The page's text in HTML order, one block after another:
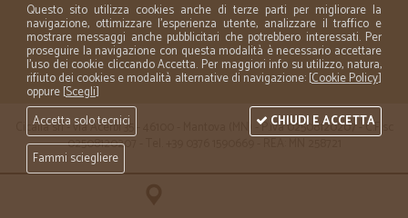
Cicalia srl - via Acerbi 35 - 46100 - Mantova (MN) - P.iva 02508120207 - C.Fisc
02508120207 - Tel. +39 0376 1590669 - REA: MN 258721
Questo sito utilizza cookies anche di terze parti per migliorare la
navigazione, ottimizzare l'esperienza utente, analizzare il traffico e
mostrare messaggi anche pubblicitari che potrebbero interessati. Per
proseguire la navigazione con questa modalità è necessario accettare
l'uso dei cookie cliccando Accetta. Per maggiori info su utilizzo, natura,
rifiuto dei cookies e modalità alternative di navigazione: [Cookie Policy]
oppure [Scegli]
Accetta solo tecnici
Fammi sciegliere
CHIUDI E ACCETTA